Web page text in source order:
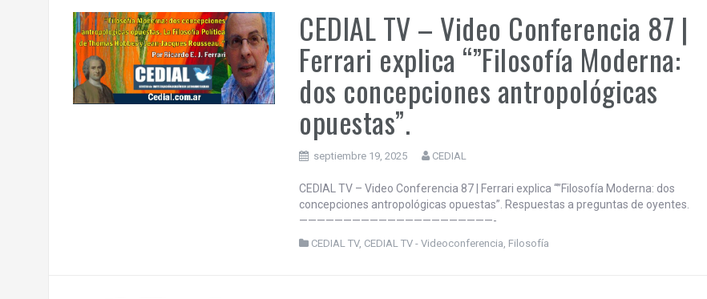
CEDIAL TV – Video Conferencia 87 |
Ferrari explica “”Filosofía Moderna:
dos concepciones antropológicas
opuestas”.
septiembre 19, 2025 CEDIAL
CEDIAL TV – Video Conferencia 87 | Ferrari explica “”Filosofía Moderna: dos
concepciones antropológicas opuestas”. Respuestas a preguntas de oyentes.
——————————————————————-
CEDIAL TV, CEDIAL TV - Videoconferencia Filosofía